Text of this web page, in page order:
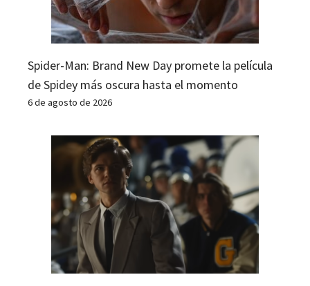
Spider-Man: Brand New Day promete la película
de Spidey más oscura hasta el momento
6 de agosto de 2026